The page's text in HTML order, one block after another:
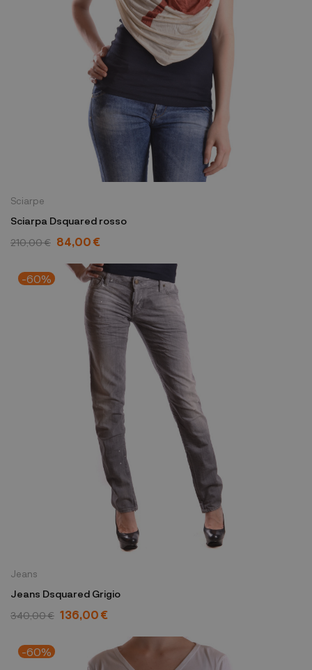
Sciarpe
Sciarpa Dsquared rosso
210,00 € 84,00 €
-60%
Jeans
Jeans Dsquared Grigio
340,00 € 136,00 €
-60%